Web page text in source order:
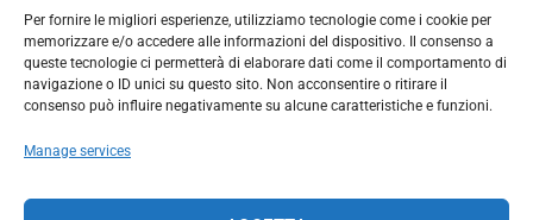
Per fornire le migliori esperienze, utilizziamo tecnologie come i cookie per
memorizzare e/o accedere alle informazioni del dispositivo. Il consenso a
queste tecnologie ci permetterà di elaborare dati come il comportamento di
navigazione o ID unici su questo sito. Non acconsentire o ritirare il
consenso può influire negativamente su alcune caratteristiche e funzioni.
Manage services
NEWSLETTER